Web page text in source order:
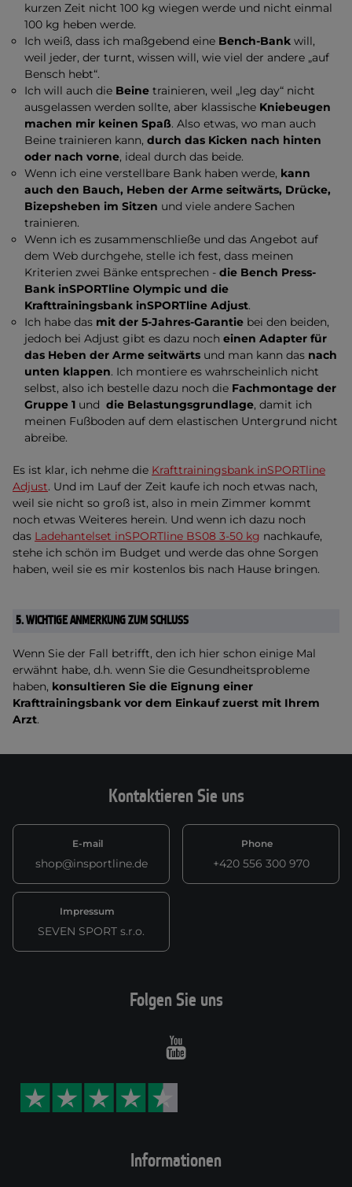
kurzen Zeit nicht 100 kg wiegen werde und nicht einmal
100 kg heben werde.
Ich weiß, dass ich maßgebend eine Bench-Bank will,
weil jeder, der turnt, wissen will, wie viel der andere „auf
Bensch hebt“.
Ich will auch die Beine trainieren, weil „leg day“ nicht
ausgelassen werden sollte, aber klassische Kniebeugen
machen mir keinen Spaß. Also etwas, wo man auch
Beine trainieren kann,durch das Kicken nach hinten
oder nach vorne, ideal durch das beide.
Wenn ich eine verstellbare Bank haben werde, kann
auch den Bauch, Heben der Arme seitwärts, Drücke,
Bizepsheben im Sitzen und viele andere Sachen
trainieren.
Wenn ich es zusammenschließe und das Angebot auf
dem Web durchgehe, stelle ich fest, dass meinen
Kriterien zwei Bänke entsprechen -die Bench Press-
Bank inSPORTline Olympic und die
Krafttrainingsbank inSPORTline Adjust.
Ich habe das mit der 5-Jahres-Garantie bei den beiden,
jedoch bei Adjust gibt es dazu nocheinen Adapter für
das Heben der Arme seitwärts und man kann das nach
unten klappen. Ich montiere es wahrscheinlich nicht
selbst, also ich bestelle dazu noch die Fachmontage der
Gruppe 1 unddie Belastungsgrundlage, damit ich
meinen Fußboden auf dem elastischen Untergrund nicht
abreibe.
Es ist klar, ich nehme die Krafttrainingsbank inSPORTline
Adjust. Und im Lauf der Zeit kaufe ich noch etwas nach,
weil sie nicht so groß ist, also in mein Zimmer kommt
noch etwas Weiteres herein. Und wenn ich dazu noch
das Ladehantelset inSPORTline BS08 3-50 kg nachkaufe,
stehe ich schön im Budget und werde das ohne Sorgen
haben, weil sie es mir kostenlos bis nach Hause bringen.
5.WICHTIGE ANMERKUNG ZUM SCHLUSS
Wenn Sie der Fall betrifft, den ich hier schon einige Mal
erwähnt habe, d.h. wenn Sie die Gesundheitsprobleme
haben, konsultieren Sie die Eignung einer
Krafttrainingsbank vor dem Einkauf zuerst mit Ihrem
Arzt.
Kontaktieren Sie uns
E-mail
shop@insportline.de
Phone
+420 556 300 970
Impressum
SEVEN SPORT s.r.o.
Informationen
Folgen Sie uns
Youtube